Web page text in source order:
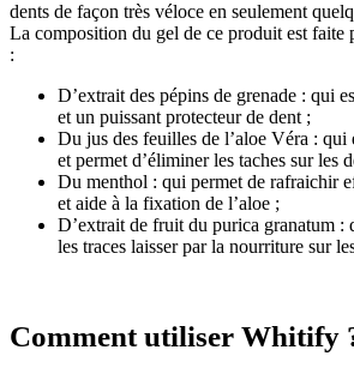
dents de façon très véloce en seulement
La composition du gel de ce produit est faite
:
D’extrait des pépins de grenade : qui
et un puissant protecteur de dent ;
Du jus des feuilles de l’aloe Véra : qui
et permet d’éliminer les taches sur les
Du menthol : qui permet de rafraichir
et aide à la fixation de l’aloe ;
D’extrait de fruit du purica granatum :
les traces laisser par la nourriture sur
Comment utiliser Whitify